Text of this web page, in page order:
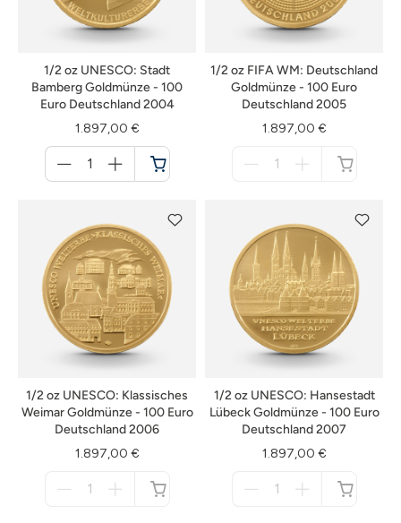
1/2 oz UNESCO: Stadt
Bamberg Goldmünze - 100
Euro Deutschland 2004
1.897,00 €
für
Warenkorb
1/2 oz FIFA WM: Deutschland
Goldmünze - 100 Euro
Deutschland 2005
1.897,00 €
1/2 oz UNESCO: Klassisches
Weimar Goldmünze - 100 Euro
Deutschland 2006
1.897,00 €
1/2 oz UNESCO: Hansestadt
Lübeck Goldmünze - 100 Euro
Deutschland 2007
1.897,00 €